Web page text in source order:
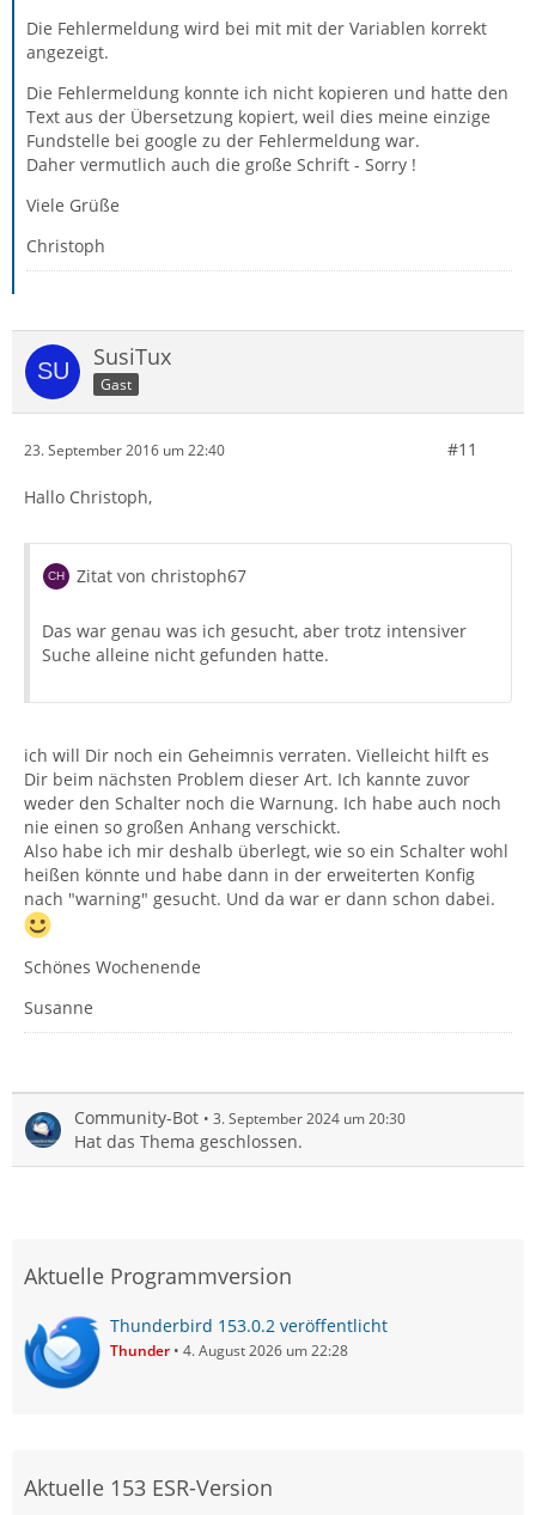
Die Fehlermeldung wird bei mit mit der Variablen korrekt
angezeigt.
Die Fehlermeldung konnte ich nicht kopieren und hatte den
Text aus der Übersetzung kopiert, weil dies meine einzige
Fundstelle bei google zu der Fehlermeldung war.
Daher vermutlich auch die große Schrift - Sorry !
Viele Grüße
Christoph
SusiTux
Gast
23. September 2016 um 22:40 #11
Hallo Christoph,
Zitat von christoph67
Das war genau was ich gesucht, aber trotz intensiver
Suche alleine nicht gefunden hatte.
ich will Dir noch ein Geheimnis verraten. Vielleicht hilft es
Dir beim nächsten Problem dieser Art. Ich kannte zuvor
weder den Schalter noch die Warnung. Ich habe auch noch
nie einen so großen Anhang verschickt.
Also habe ich mir deshalb überlegt, wie so ein Schalter wohl
heißen könnte und habe dann in der erweiterten Konfig
nach "warning" gesucht. Und da war er dann schon dabei.
Schönes Wochenende
Susanne
Community-Bot 3. September 2024 um 20:30
Hat das Thema geschlossen.
Aktuelle Programmversion
Thunderbird 153.0.2 veröffentlicht
Thunder 4. August 2026 um 22:28
Aktuelle 153 ESR-Version